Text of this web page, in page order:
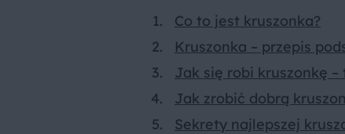
Co to jest kruszonka?
Kruszonka – przepis
Jak się robi kruszonkę
Jak zrobić dobrą
Sekrety najlepszej